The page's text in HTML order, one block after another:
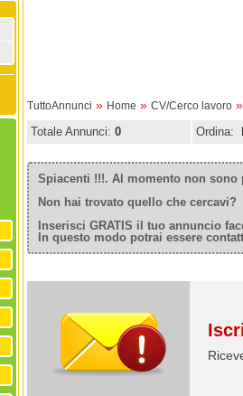
TuttoAnnunci » Home » CV/Cerco lavoro »
Totale Annunci: 0 Ordina:
Spiacenti !!!. Al momento non sono
Non hai trovato quello che cercavi?
Inserisci GRATIS il tuo annuncio
In questo modo potrai essere